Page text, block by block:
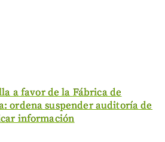
a favor de la Fábrica de
ordena suspender auditoría de
información